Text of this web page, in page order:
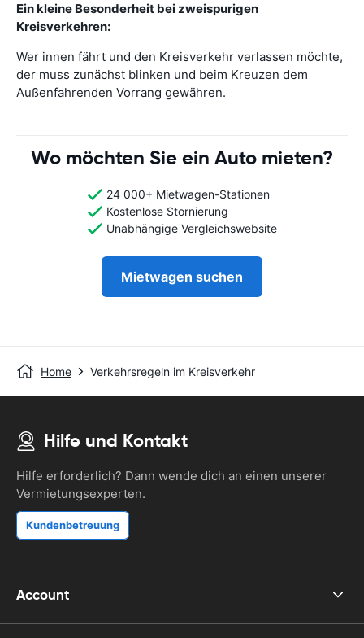
Ein kleine Besonderheit bei zweispurigen
Kreisverkehren:
Wer innen fährt und den Kreisverkehr verlassen möchte,
der muss zunächst blinken und beim Kreuzen dem
Außenfahrenden Vorrang gewähren.
Wo möchten Sie ein Auto mieten?
24 000+ Mietwagen-Stationen
Kostenlose Stornierung
Unabhängige Vergleichswebsite
Mietwagen suchen
Home Verkehrsregeln im Kreisverkehr
Hilfe und Kontakt
Hilfe erforderlich? Dann wende dich an einen unserer
Vermietungsexperten.
Kundenbetreuung
Account